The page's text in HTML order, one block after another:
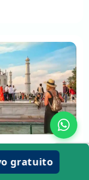
in India
il Paese, storia,
indimenticabile!
gratuito